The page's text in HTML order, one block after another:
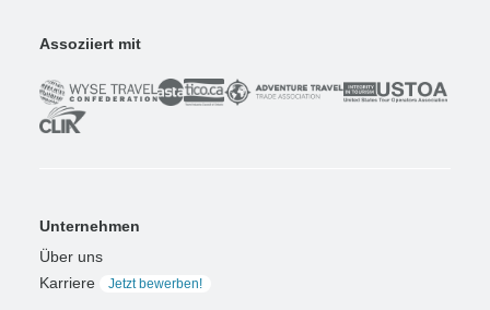
Assoziiert mit
Unternehmen
Über uns
Karriere
Jetzt bewerben!